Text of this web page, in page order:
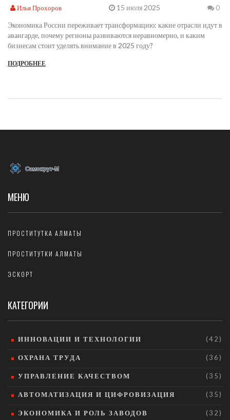
Илья Прохоров 15 июля 2025 0
Экономика России переживает трансформацию: какие отрасли идут в
авангарде, почему регионы развиваются неравномерно, и каким
бизнесам стоит уделять внимание в 2025 году?
ПОДРОБНЕЕ
МЕНЮ
ПРОСТИТУТКА АЛМАТЫ
ПРОСТИТУТКИ АЛМАТЫ
ЭСКОРТ
КАТЕГОРИИ
ИННОВАЦИИ И ТЕХНОЛОГИИ (42)
ОХРАНА ТРУДА (36)
УПРАВЛЕНИЕ КАЧЕСТВОМ (35)
АВТОМАТИЗАЦИЯ И ЦИФРОВИЗАЦИЯ (35)
ЭКОНОМИКА И РОЛЬ ЗАВОДОВ (32)